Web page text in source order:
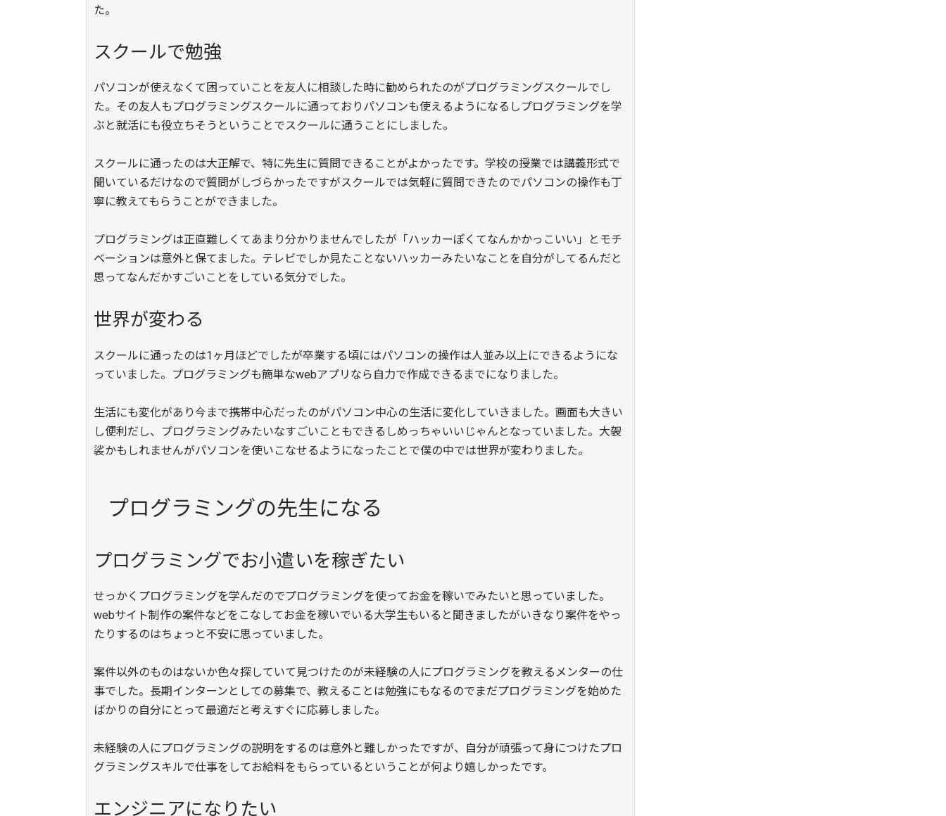
た。
スクールで勉強
パソコンが使えなくて困っていことを友人に相談した時に勧められたのがプログラミングスクールでし
た。その友人もプログラミングスクールに通っておりパソコンも使えるようになるしプログラミングを学
ぶと就活にも役立ちそうということでスクールに通うことにしました。
スクールに通ったのは大正解で、特に先生に質問できることがよかったです。学校の授業では講義形式で
聞いているだけなので質問がしづらかったですがスクールでは気軽に質問できたのでパソコンの操作も丁
寧に教えてもらうことができました。
プログラミングは正直難しくてあまり分かりませんでしたが「ハッカーぽくてなんかかっこいい」とモチ
ベーションは意外と保てました。テレビでしか見たことないハッカーみたいなことを自分がしてるんだと
思ってなんだかすごいことをしている気分でした。
世界が変わる
スクールに通ったのは1ヶ月ほどでしたが卒業する頃にはパソコンの操作は人並み以上にできるようにな
っていました。プログラミングも簡単なwebアプリなら自力で作成できるまでになりました。
生活にも変化があり今まで携帯中心だったのがパソコン中心の生活に変化していきました。画面も大きい
し便利だし、プログラミングみたいなすごいこともできるしめっちゃいいじゃんとなっていました。大袈
裟かもしれませんがパソコンを使いこなせるようになったことで僕の中では世界が変わりました。
プログラミングの先生になる
プログラミングでお小遣いを稼ぎたい
せっかくプログラミングを学んだのでプログラミングを使ってお金を稼いでみたいと思っていました。
webサイト制作の案件などをこなしてお金を稼いでいる大学生もいると聞きましたがいきなり案件をやっ
たりするのはちょっと不安に思っていました。
案件以外のものはないか色々探していて見つけたのが未経験の人にプログラミングを教えるメンターの仕
事でした。長期インターンとしての募集で、教えることは勉強にもなるのでまだプログラミングを始めた
ばかりの自分にとって最適だと考えすぐに応募しました。
未経験の人にプログラミングの説明をするのは意外と難しかったですが、自分が頑張って身につけたプロ
グラミングスキルで仕事をしてお給料をもらっているということが何より嬉しかったです。
エンジニアになりたい